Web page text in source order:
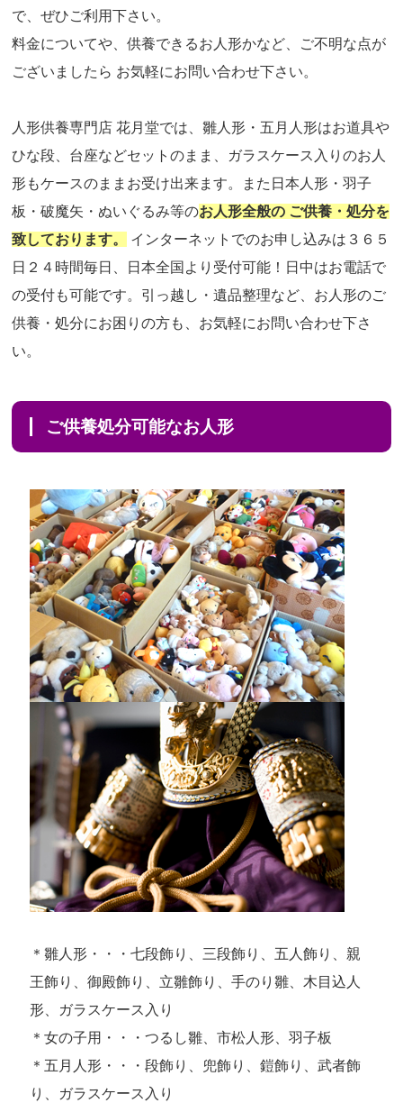
で、ぜひご利用下さい。
料金についてや、供養できるお人形かなど、ご不明な点が
ございましたら お気軽にお問い合わせ下さい。
人形供養専門店 花月堂では、雛人形・五月人形はお道具や
ひな段、台座などセットのまま、ガラスケース入りのお人
形もケースのままお受け出来ます。また日本人形・羽子
板・破魔矢・ぬいぐるみ等のお人形全般の ご供養・処分を
致しております。
インターネットでのお申し込みは３６５
日２４時間毎日、日本全国より受付可能！日中はお電話で
の受付も可能です。引っ越し・遺品整理など、お人形のご
供養・処分にお困りの方も、お気軽にお問い合わせ下さ
い。
ご供養処分可能なお人形
＊雛人形・・・七段飾り、三段飾り、五人飾り、親
王飾り、御殿飾り、立雛飾り、手のり雛、木目込人
形、ガラスケース入り
＊女の子用・・・つるし雛、市松人形、羽子板
＊五月人形・・・段飾り、兜飾り、鎧飾り、武者飾
り、ガラスケース入り